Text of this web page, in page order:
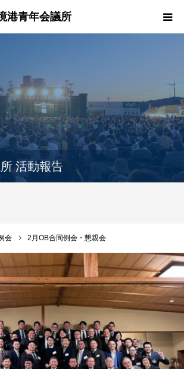
活動報告
会 2月OB合同例会・懇親会
所とは？
の活動報告